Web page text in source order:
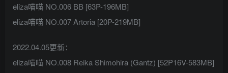
eliza喵喵 NO.006 BB [63P-196MB]
eliza喵喵 NO.007 Artoria [20P-219MB]
2022.04.05更新：
eliza喵喵 NO.008 Reika Shimohira (Gantz) [52P16V-583MB]